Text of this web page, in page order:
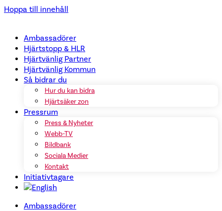
Hoppa till innehåll
Ambassadörer
Hjärtstopp & HLR
Hjärtvänlig Partner
Hjärtvänlig Kommun
Så bidrar du
Hur du kan bidra
Hjärtsäker zon
Pressrum
Press & Nyheter
Webb-TV
Bildbank
Sociala Medier
Kontakt
Initiativtagare
Ambassadörer